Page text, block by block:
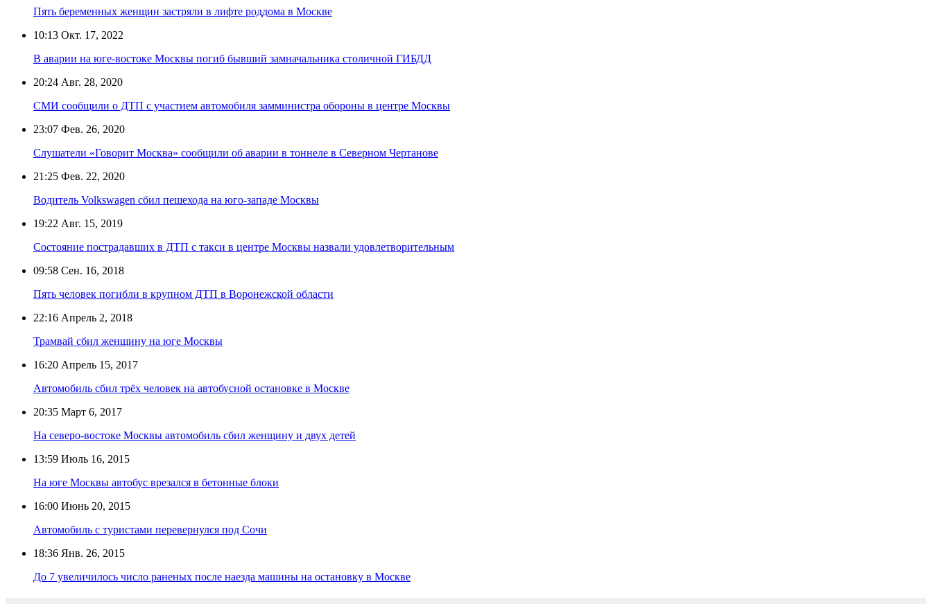
Пять беременных женщин застряли в лифте роддома в Москве
10:13 Окт. 17, 2022
В аварии на юге-востоке Москвы погиб бывший замначальника столичной ГИБДД
20:24 Авг. 28, 2020
СМИ сообщили о ДТП с участием автомобиля замминистра обороны в центре Москвы
23:07 Фев. 26, 2020
Слушатели «Говорит Москва» сообщили об аварии в тоннеле в Северном Чертанове
21:25 Фев. 22, 2020
Водитель Volkswagen сбил пешехода на юго-западе Москвы
19:22 Авг. 15, 2019
Состояние пострадавших в ДТП с такси в центре Москвы назвали удовлетворительным
09:58 Сен. 16, 2018
Пять человек погибли в крупном ДТП в Воронежской области
22:16 Апрель 2, 2018
Трамвай сбил женщину на юге Москвы
16:20 Апрель 15, 2017
Автомобиль сбил трёх человек на автобусной остановке в Москве
20:35 Март 6, 2017
На северо-востоке Москвы автомобиль сбил женщину и двух детей
13:59 Июль 16, 2015
На юге Москвы автобус врезался в бетонные блоки
16:00 Июнь 20, 2015
Автомобиль с туристами перевернулся под Сочи
18:36 Янв. 26, 2015
До 7 увеличилось число раненых после наезда машины на остановку в Москве